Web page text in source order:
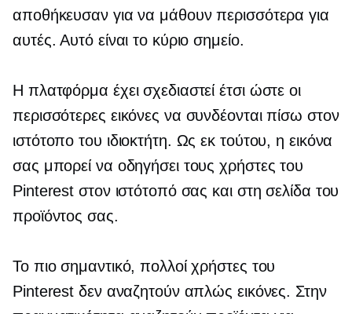
αποθήκευσαν για να μάθουν περισσότερα για
αυτές. Αυτό είναι το κύριο σημείο.
Η πλατφόρμα έχει σχεδιαστεί έτσι ώστε οι
περισσότερες εικόνες να συνδέονται πίσω στον
ιστότοπο του ιδιοκτήτη. Ως εκ τούτου, η εικόνα
σας μπορεί να οδηγήσει τους χρήστες του
Pinterest στον ιστότοπό σας και στη σελίδα του
προϊόντος σας.
Το πιο σημαντικό, πολλοί χρήστες του
Pinterest δεν αναζητούν απλώς εικόνες. Στην